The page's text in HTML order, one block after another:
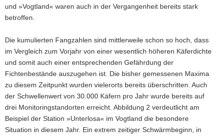
NLP
»Sächsische
und »Vogtland« waren auch in der Vergangenheit bereits stark
betroffen.
Die kumulierten Fangzahlen sind mittlerweile schon so hoch, dass
im Vergleich zum Vorjahr von einer wesentlich höheren Käferdichte
und somit auch einer entsprechenden Gefährdung der
Fichtenbestände auszugehen ist. Die bisher gemessenen Maxima
zu diesem Zeitpunkt wurden vielerorts bereits überschritten. Auch
der Schwellenwert von 30.000 Käfern pro Jahr wurde bereits auf
drei Monitoringstandorten erreicht. Abbildung 2 verdeutlicht am
Beispiel der Station »Unterlosa« im Vogtland die besondere
Situation in diesem Jahr. Ein extrem zeitiger Schwärmbeginn, in